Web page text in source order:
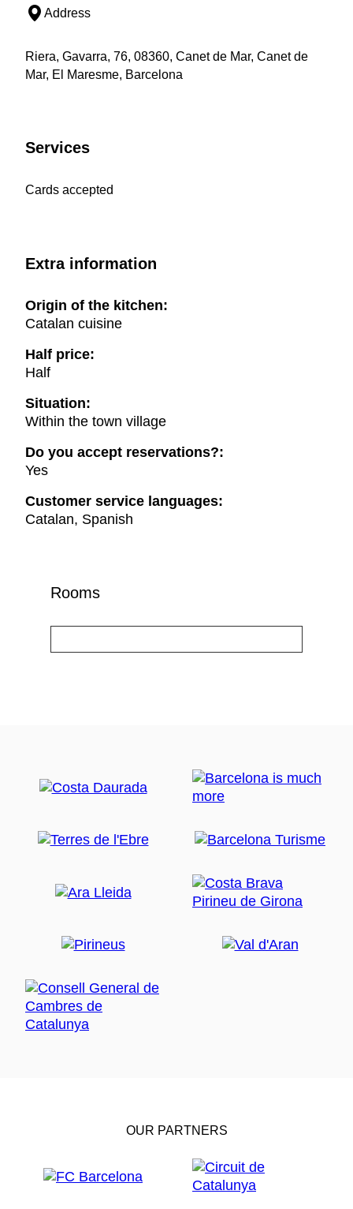
Address
Riera, Gavarra, 76, 08360, Canet de Mar, Canet de
Mar, El Maresme, Barcelona
Services
Cards accepted
Extra information
Origin of the kitchen:
Catalan cuisine
Half price:
Half
Situation:
Within the town village
Do you accept reservations?:
Yes
Customer service languages:
Catalan, Spanish
Rooms
OUR PARTNERS